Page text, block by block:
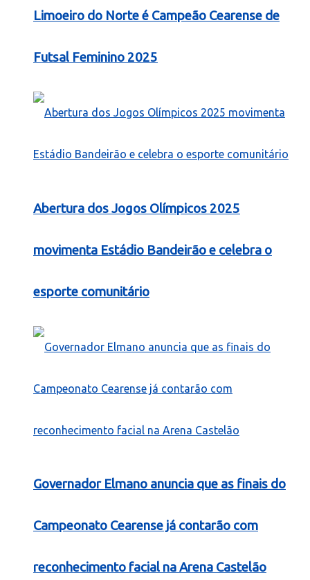
Limoeiro do Norte é Campeão Cearense de
Futsal Feminino 2025
Abertura dos Jogos Olímpicos 2025
movimenta Estádio Bandeirão e celebra o
esporte comunitário
Governador Elmano anuncia que as finais do
Campeonato Cearense já contarão com
reconhecimento facial na Arena Castelão